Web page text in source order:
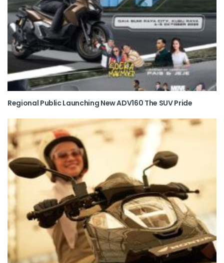
Regional Public Launching New ADV160 The SUV Pride